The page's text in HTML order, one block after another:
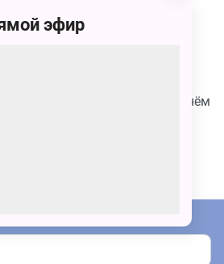
я хочу поздравить Умку с Днём
эфир